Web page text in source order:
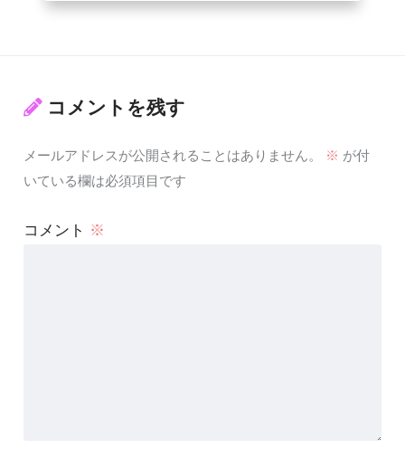
コメントを残す
メールアドレスが公開されることはありません。 ※ が付
いている欄は必須項目です
コメント ※